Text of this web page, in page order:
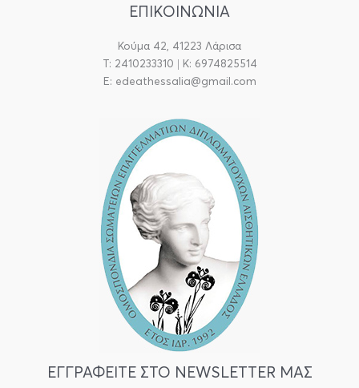
ΕΠΙΚΟΙΝΩΝΙΑ
Κούμα 42, 41223 Λάρισα
T: 2410233310 | Κ: 6974825514
E: edeathessalia@gmail.com
ΕΓΓΡΑΦΕΙΤΕ ΣΤΟ NEWSLETTER ΜΑΣ